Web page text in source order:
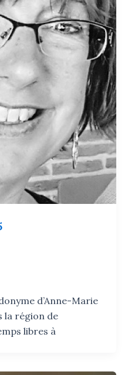
d’Anne-Marie
la région de
libres à